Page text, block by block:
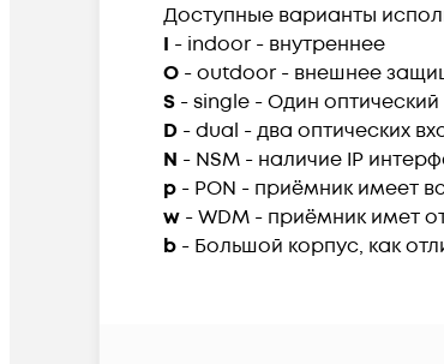
Доступные варианты
I - indoor - внутреннее
O - outdoor - внешнее
S - single - Один оптический
D - dual - два оптических
N - NSM - наличие IP
p - PON - приёмник имеет
w - WDM - приёмник имет
b - Большой корпус, как